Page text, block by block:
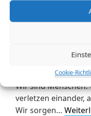
Cookie-
Der folgende
keine Konflikte“
Versöhnung von
Musik zum Beginn
074,1-4 Da wohnt
Wir sind Menschen.
verletzen einander,
Wir sorgen…